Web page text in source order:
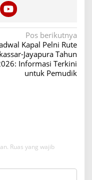
Pos berikutnya
Kapal Pelni Rute
Jayapura Tahun
Informasi Terkini
untuk Pemudik
Ruas yang wajib